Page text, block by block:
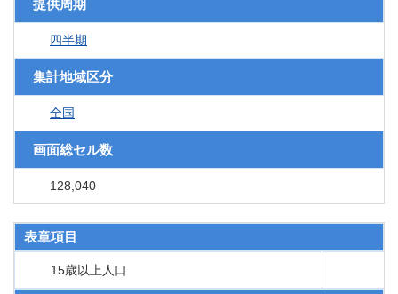
提供周期
四半期
集計地域区分
全国
画面総セル数
128,040
表章項目
15歳以上人口